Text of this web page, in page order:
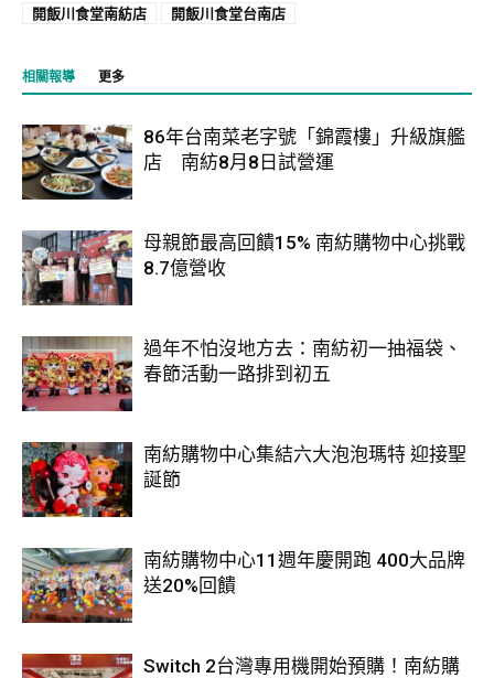
開飯川食堂南紡店
開飯川食堂台南店
相關報導 更多
86年台南菜老字號「錦霞樓」升級旗艦
店 南紡8月8日試營運
母親節最高回饋15% 南紡購物中心挑戰
8.7億營收
過年不怕沒地方去：南紡初一抽福袋、
春節活動一路排到初五
南紡購物中心集結六大泡泡瑪特 迎接聖
誕節
南紡購物中心11週年慶開跑 400大品牌
送20%回饋
Switch 2台灣專用機開始預購！南紡購